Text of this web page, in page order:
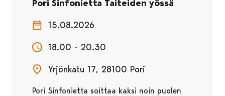
Pori Sinfonietta Taiteiden yössä
15.08.2026
18.00 - 20.30
Yrjönkatu 17, 28100 Pori
Pori Sinfonietta soittaa kaksi noin puolen